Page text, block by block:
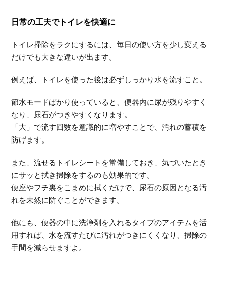
日常の工夫でトイレを快適に
トイレ掃除をラクにするには、毎日の使い方を少し変える
だけでも大きな違いが出ます。
例えば、トイレを使った後は必ずしっかり水を流すこと。
節水モードばかり使っていると、便器内に尿が残りやすく
なり、尿石がつきやすくなります。
「大」で流す回数を意識的に増やすことで、汚れの蓄積を
防げます。
また、流せるトイレシートを常備しておき、気づいたとき
にサッと拭き掃除をするのも効果的です。
便座やフチ裏をこまめに拭くだけで、尿石の原因となる汚
れを未然に防ぐことができます。
他にも、便器の中に洗浄剤を入れるタイプのアイテムを活
用すれば、水を流すたびに汚れがつきにくくなり、掃除の
手間を減らせますよ。